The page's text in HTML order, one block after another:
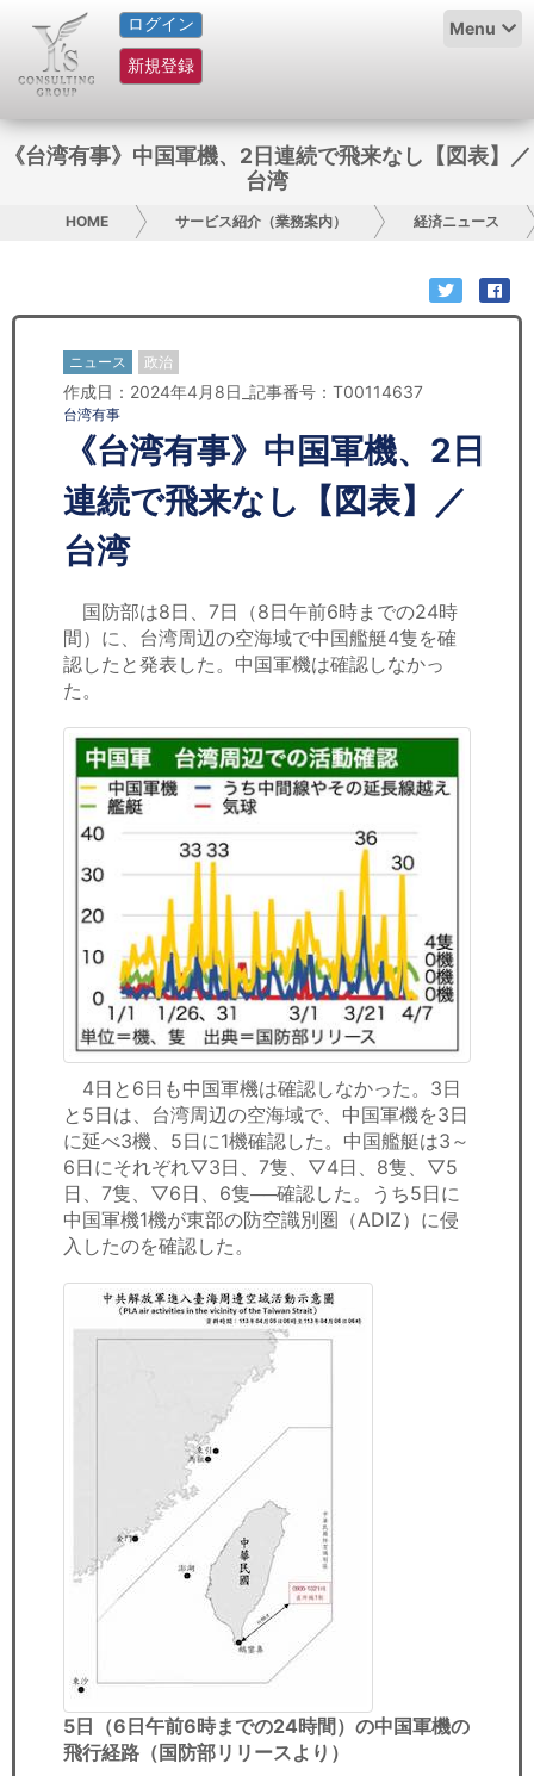
ログイン
新規登録
Menu
HOME
サービス紹介
コラム
お問い合わせ
日本人にPR
コンサルティング
リサーチ
セミナー
労務顧問
飲食店情報
《台湾有事》中国軍機、2日連続で飛来なし【図表】／
台湾
HOME サービス紹介（業務案内） 経済ニュース
ニュース 政治
作成日：2024年4月8日_記事番号：T00114637
台湾有事
《台湾有事》中国軍機、2日
連続で飛来なし【図表】／
台湾
国防部は8日、7日（8日午前6時までの24時
間）に、台湾周辺の空海域で中国艦艇4隻を確
認したと発表した。中国軍機は確認しなかっ
た。
4日と6日も中国軍機は確認しなかった。3日
と5日は、台湾周辺の空海域で、中国軍機を3日
に延べ3機、5日に1機確認した。中国艦艇は3～
6日にそれぞれ▽3日、7隻、▽4日、8隻、▽5
日、7隻、▽6日、6隻──確認した。うち5日に
中国軍機1機が東部の防空識別圏（ADIZ）に侵
入したのを確認した。
5日（6日午前6時までの24時間）の中国軍機の
飛行経路（国防部リリースより）